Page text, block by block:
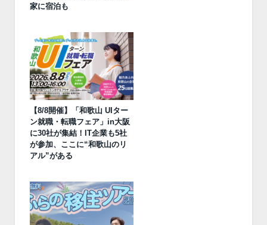
家に宿泊も
【8/8開催】「和歌山 UIター
ン就職・転職フェア」in大阪
に30社が集結！IT企業も5社
が参加、ここに“和歌山のリ
アル”がある